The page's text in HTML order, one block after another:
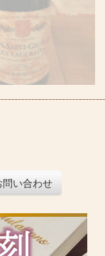
問い合わせ